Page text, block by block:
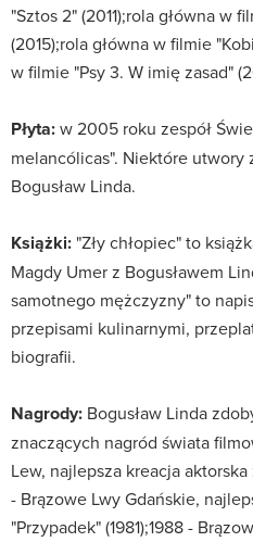
"Sztos 2" (2011);rola główna w
(2015);rola główna w filmie
w filmie "Psy 3. W imię zasad"
Płyta:w 2005 roku zespół
melancólicas". Niektóre utwory
Bogusław Linda.
Książki: "Zły chłopiec" to
Magdy Umer z Bogusławem
samotnego mężczyzny" to
przepisami kulinarnymi,
biografii.
Nagrody: Bogusław Linda
znaczących nagród świata
Lew, najlepsza kreacja aktorska
- Brązowe Lwy Gdańskie,
"Przypadek" (1981);1988 -